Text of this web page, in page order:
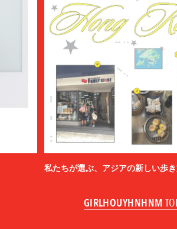
私たちが選ぶ、アジアの新しい歩
GIRLHOUYHNHNM